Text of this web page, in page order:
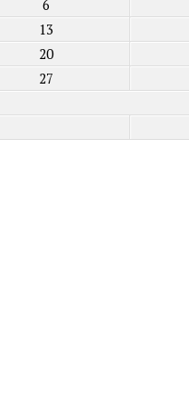
6
13
20
27